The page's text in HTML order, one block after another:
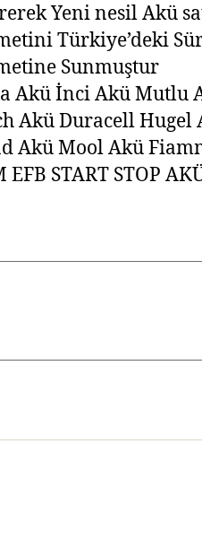
Yeni nesil Akü
Türkiye’deki
Sunmuştur
Akü İnci Akü Mutlu
Akü Duracell Hugel
Akü Mool Akü
EFB START STOP